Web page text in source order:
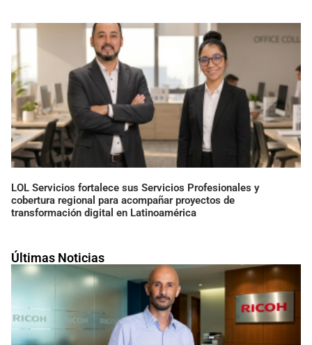
Últimas Noticias
LOL Servicios fortalece sus Servicios Profesionales y
cobertura regional para acompañar proyectos de
transformación digital en Latinoamérica